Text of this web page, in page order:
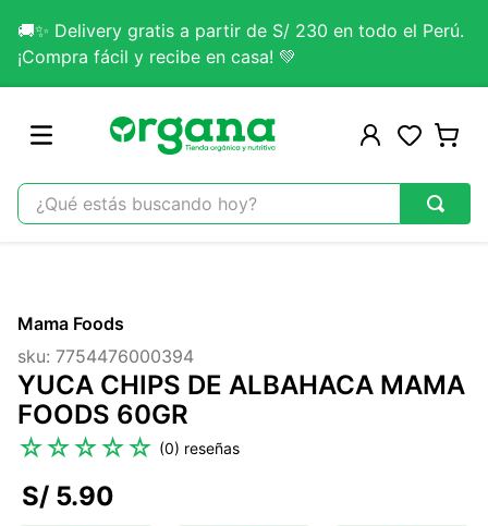
🚚✨ Delivery gratis a partir de S/ 230 en todo el Perú.
¡Compra fácil y recibe en casa! 💚
¿Qué estás buscando hoy?
2.
citrato magnesio
3.
colageno
4.
lab nutrition
5 .
kefir
Mama Foods
sku: 7754476000394
YUCA CHIPS DE ALBAHACA MAMA
FOODS 60GR
☆☆☆☆☆ (0)
S/ 5.90